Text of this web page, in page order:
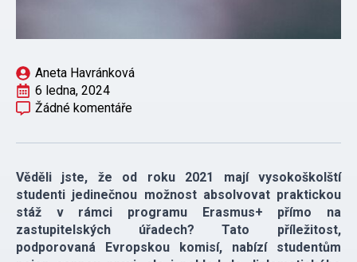
Aneta Havránková
6 ledna, 2024
Žádné komentáře
Věděli jste, že od roku 2021 mají vysokoškolští
studenti jedinečnou možnost absolvovat praktickou
stáž v rámci programu Erasmus+ přímo na
zastupitelských úřadech? Tato příležitost,
podporovaná Evropskou komisí, nabízí studentům